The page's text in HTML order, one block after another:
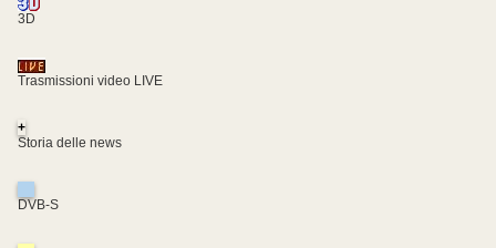
3D
Trasmissioni video LIVE
+
Storia delle news
DVB-S